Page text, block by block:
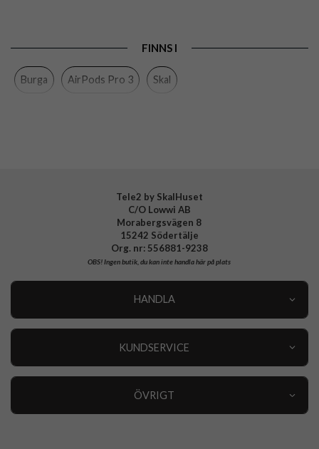
Material
FINNS I
Burga AirPods Pro 3 Skal
Tele2 by SkalHuset
C/O Lowwi AB
Morabergsvägen 8
15242 Södertälje
Org. nr: 556881-9238
OBS!Ingen butik, du kan inte handla här på plats
HANDLA
KUNDSERVICE
ÖVRIGT